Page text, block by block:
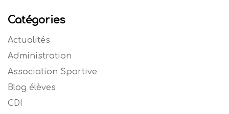
Catégories
Actualités
Administration
Association Sportive
Blog élèves
CDI